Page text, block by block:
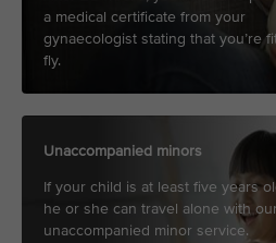
a medical certificate from your
gynaecologist stating that you’re
fly.
Unaccompanied minors
If your child is at least five years
he or she can travel alone with
unaccompanied minor service.